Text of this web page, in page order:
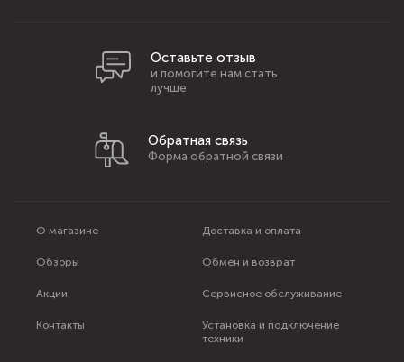
О магазине Доставка и оплата
Обзоры Обмен и возврат
Акции Сервисное обслуживание
Контакты
Установка и подключение
техники
Оставьте отзыв
и помогите нам стать
лучше
Обратная связь
Форма обратной связи